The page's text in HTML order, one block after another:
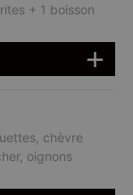
+ 1 boisson
chèvre
oignons